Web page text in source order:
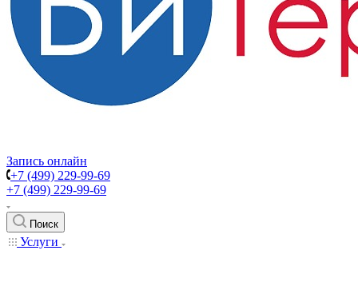
Запись онлайн
+7 (499) 229-99-69
+7 (499) 229-99-69
Поиск
Услуги